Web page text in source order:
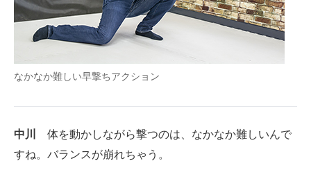
なかなか難しい早撃ちアクション
中川
体を動かしながら撃つのは、なかなか難しいんで
すね。バランスが崩れちゃう。